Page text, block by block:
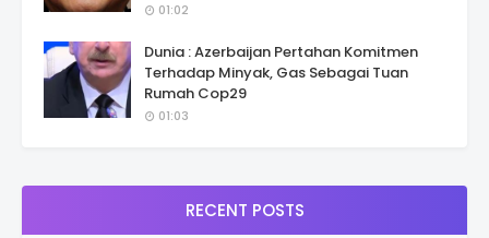
01:02
Dunia : Azerbaijan Pertahan Komitmen
Terhadap Minyak, Gas Sebagai Tuan
Rumah Cop29
01:03
RECENT POSTS